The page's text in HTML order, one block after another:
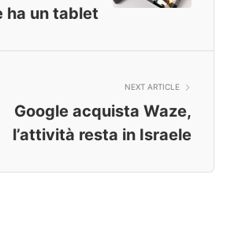
ha un tablet
NEXT ARTICLE
Google acquista Waze,
l’attività resta in Israele